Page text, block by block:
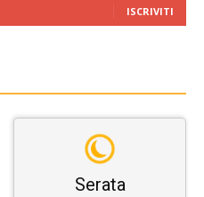
ISCRIVITI
Serata